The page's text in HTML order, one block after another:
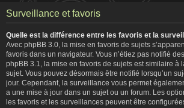
Surveillance et favoris
Quelle est la différence entre les favoris et la
Avec phpBB 3.0, la mise en favoris de sujets
favoris dans un navigateur. Vous n’étiez pas notifié
phpBB 3.1, la mise en favoris de sujets est similaire à
sujet. Vous pouvez désormais être notifié lorsqu’un
jour. Cependant, la surveillance vous permet
a une mise à jour dans un sujet ou un forum. Les
les favoris et les surveillances peuvent être